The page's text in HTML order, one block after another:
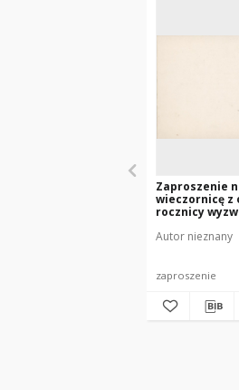
Zaproszenie
wieczornicę z
rocznicy
Autor nieznany
zaproszenie